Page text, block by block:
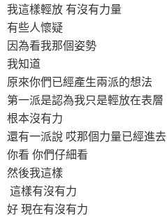
我這樣輕放 有沒有力量
有些人懷疑
因為看我那個姿勢
我知道
原來你們已經產生兩派的想法
第一派是認為我只是輕放在表層
根本沒有力
還有一派說 哎那個力量已經進去
你看 你們仔細看
然後我這樣
這樣有沒有力
好 現在有沒有力